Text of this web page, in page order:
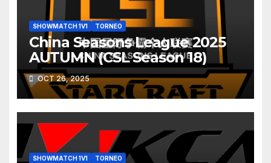
SHOWMATCH 1V1 TORNEO
China Seasons League 2025
AUTUMN (CSL Season 18)
OCT 26, 2025
SHOWMATCH 1V1 TORNEO